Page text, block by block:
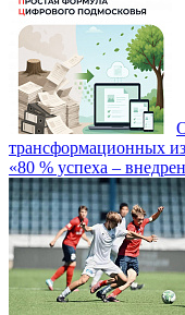
трансформационных
«80 % успеха –